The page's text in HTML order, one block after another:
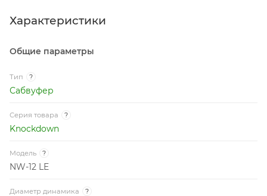
Характеристики
Общие параметры
Тип ?
Сабвуфер
Серия товара ?
Knockdown
Модель ?
NW-12 LE
Диаметр динамика ?